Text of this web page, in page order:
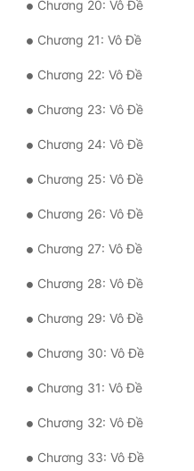
Chương 20: Vô Đề
Chương 21: Vô Đề
Chương 22: Vô Đề
Chương 23: Vô Đề
Chương 24: Vô Đề
Chương 25: Vô Đề
Chương 26: Vô Đề
Chương 27: Vô Đề
Chương 28: Vô Đề
Chương 29: Vô Đề
Chương 30: Vô Đề
Chương 31: Vô Đề
Chương 32: Vô Đề
Chương 33: Vô Đề